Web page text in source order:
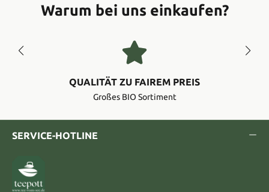
Warum bei uns einkaufen?
QUALITÄT ZU FAIREM PREIS
Großes BIO Sortiment
SERVICE-HOTLINE